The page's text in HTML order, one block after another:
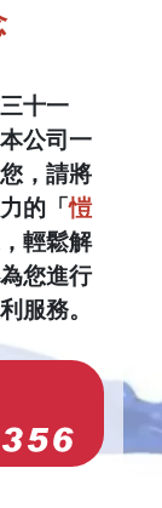
十一
公司一
，請將
的「愷
輕鬆解
您進行
服務。